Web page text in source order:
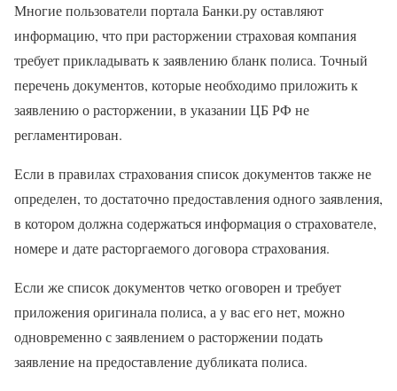
Многие пользователи портала Банки.ру оставляют
информацию, что при расторжении страховая компания
требует прикладывать к заявлению бланк полиса. Точный
перечень документов, которые необходимо приложить к
заявлению о расторжении, в указании ЦБ РФ не
регламентирован.
Если в правилах страхования список документов также не
определен, то достаточно предоставления одного заявления,
в котором должна содержаться информация о страхователе,
номере и дате расторгаемого договора страхования.
Если же список документов четко оговорен и требует
приложения оригинала полиса, а у вас его нет, можно
одновременно с заявлением о расторжении подать
заявление на предоставление дубликата полиса.